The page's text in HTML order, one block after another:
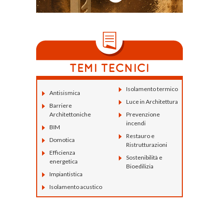
Antisismica
Barriere
Architettoniche
BIM
Domotica
Efficienza
energetica
Impiantistica
Isolamento acustico
Isolamento termico
Luce in Architettura
Prevenzione
incendi
Restauro e
Ristrutturazioni
Sostenibilità e
Bioedilizia